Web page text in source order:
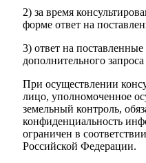
2) за время
форме ответ на
3) ответ на
дополнительного
При осуществлении
лицо, уполномоченное
земельный контроль,
конфиденциальность
ограничен в
Российской Федерации.